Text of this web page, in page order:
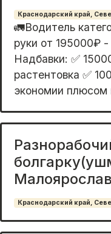
Краснодарский край,
🚛Водитель
руки от 195000₽
Надбавки: ✅
растентовка ✅
экономии плюсом
Краснодарский край,